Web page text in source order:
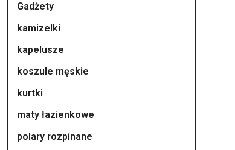
Gadżety
kamizelki
kapelusze
koszule męskie
kurtki
maty łazienkowe
polary rozpinane